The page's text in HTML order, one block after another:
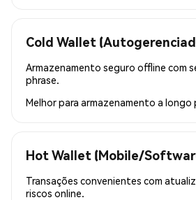
Cold Wallet
Armazenamento seguro offline com
phrase.
Melhor para armazenamento a longo
Hot Wallet (Mobile/
Transações convenientes com
riscos online.